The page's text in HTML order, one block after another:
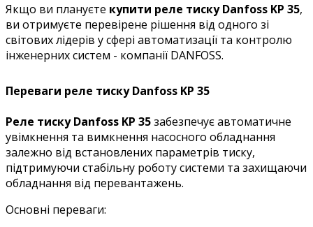
Якщо ви плануєте купити реле тиску Danfoss KP 35,
ви отримуєте перевірене рішення від одного зі
світових лідерів у сфері автоматизації та контролю
інженерних систем - компанії DANFOSS.
Переваги реле тиску Danfoss KP 35
Реле тиску Danfoss KP 35забезпечує автоматичне
увімкнення та вимкнення насосного обладнання
залежно від встановлених параметрів тиску,
підтримуючи стабільну роботу системи та захищаючи
обладнання від перевантажень.
Основні переваги: